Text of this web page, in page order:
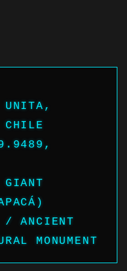
UNITA,
CHILE
GIANT
ANCIENT
MONUMENT